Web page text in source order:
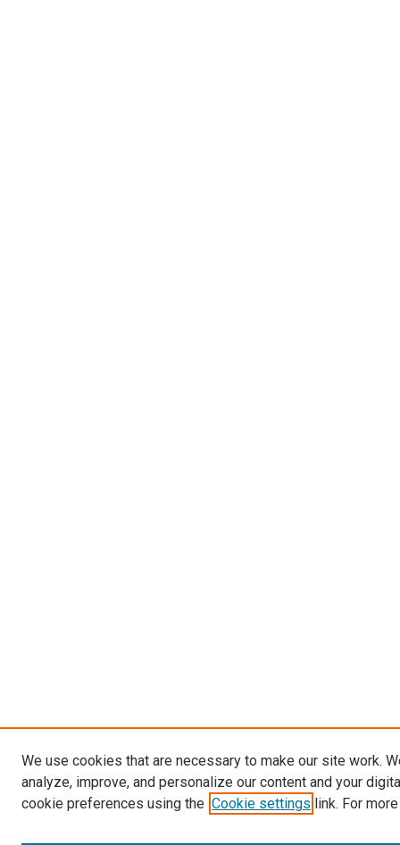
We use cookies that are necessary to make our site work.
analyze, improve, and personalize our content and your
cookie preferences using the Cookie settings link. For